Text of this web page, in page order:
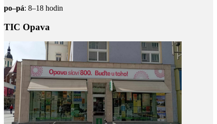
po–pá: 8–18 hodin
TIC Opava